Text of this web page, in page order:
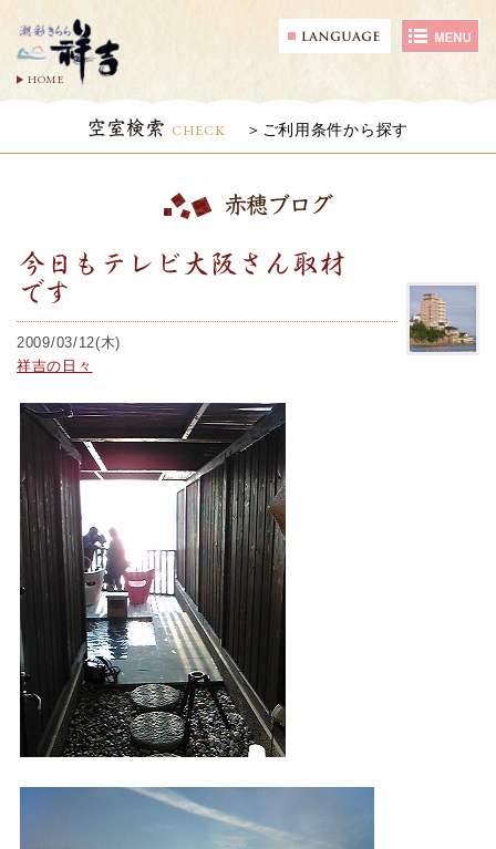
HOME
空室検索 CHECK ご利用条件から探す
赤穂ブログ
今日もテレビ大阪さん取材
です
2009/03/12(木)
祥吉の日々